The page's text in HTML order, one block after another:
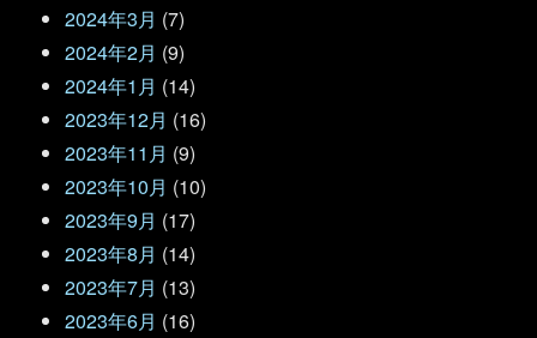
2024年3月 (7)
2024年2月 (9)
2024年1月 (14)
2023年12月 (16)
2023年11月 (9)
2023年10月 (10)
2023年9月 (17)
2023年8月 (14)
2023年7月 (13)
2023年6月 (16)